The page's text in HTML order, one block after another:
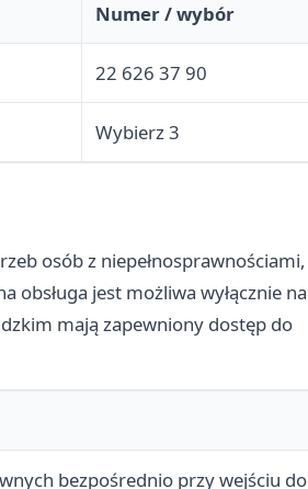
Numer / wybór
22 626 37 90
Wybierz 3
osób z niepełnosprawnościami,
obsługa jest możliwa wyłącznie na
mają zapewniony dostęp do
bezpośrednio przy wejściu do